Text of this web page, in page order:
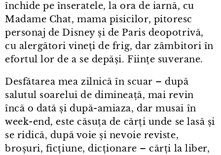
închide pe înseratele, la ora de iarnă, cu
Madame Chat, mama pisicilor, pitoresc
personaj de Disney și de Paris deopotrivă,
cu alergători vineți de frig, dar zâmbitori în
efortul lor de a se depăși. Ființe suverane.
Desfătarea mea zilnică în scuar – după
salutul soarelui de dimineață, mai revin
încă o dată și după-amiaza, dar musai în
week⁠-⁠end, este căsuța de cărți unde se lasă și
se ridică, după voie și nevoie reviste,
broșuri, ficțiune, dicționare – cărți la liber,